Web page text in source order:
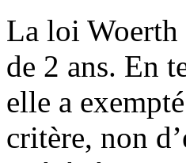
La loi Woerth
de 2 ans. En
elle a
critère, non